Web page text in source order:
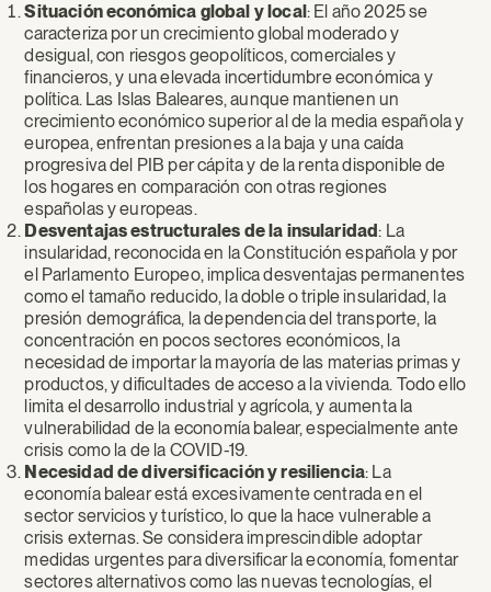
Situación económica global y local : El año 2025 se
caracteriza por un crecimiento global moderado y
desigual, con riesgos geopolíticos, comerciales y
financieros, y una elevada incertidumbre económica y
política. Las Islas Baleares, aunque mantienen un
crecimiento económico superior al de la media española y
europea, enfrentan presiones a la baja y una caída
progresiva del PIB per cápita y de la renta disponible de
los hogares en comparación con otras regiones
españolas y europeas.
Desventajas estructurales de la insularidad: La
insularidad, reconocida en la Constitución española y por
el Parlamento Europeo, implica desventajas permanentes
como el tamaño reducido, la doble o triple insularidad, la
presión demográfica, la dependencia del transporte, la
concentración en pocos sectores económicos, la
necesidad de importar la mayoría de las materias primas y
productos, y dificultades de acceso a la vivienda. Todo ello
limita el desarrollo industrial y agrícola, y aumenta la
vulnerabilidad de la economía balear, especialmente ante
crisis como la de la COVID-19.
Necesidad de diversificación y resiliencia: La
economía balear está excesivamente centrada en el
sector servicios y turístico, lo que la hace vulnerable a
crisis externas. Se considera imprescindible adoptar
medidas urgentes para diversificar la economía, fomentar
sectores alternativos como las nuevas tecnologías, el